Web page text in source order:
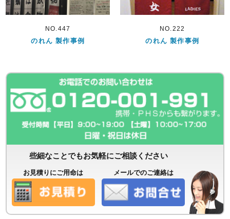
NO.447
のれん 製作事例
NO.222
のれん 製作事例
些細なことでもお気軽にご相談ください
お見積りにご用命は メールでのご連絡は